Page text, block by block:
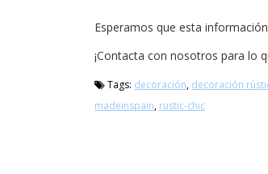
Esperamos que esta
¡Contacta con nosotros para lo
Tags: decoración, decoración
madeinspain, rustic-chic